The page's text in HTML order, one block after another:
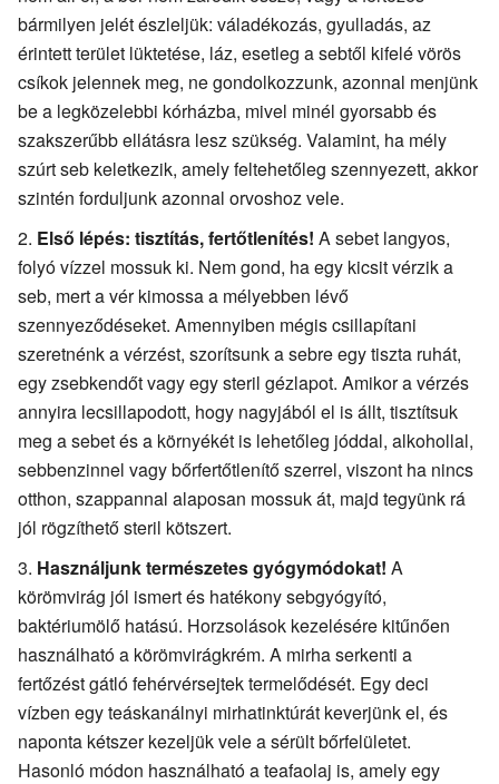
bármilyen jelét észleljük: váladékozás, gyulladás, az
érintett terület lüktetése, láz, esetleg a sebtől kifelé vörös
csíkok jelennek meg, ne gondolkozzunk, azonnal menjünk
be a legközelebbi kórházba, mivel minél gyorsabb és
szakszerűbb ellátásra lesz szükség. Valamint, ha mély
szúrt seb keletkezik, amely feltehetőleg szennyezett, akkor
szintén forduljunk azonnal orvoshoz vele.
Első lépés: tisztítás, fertőtlenítés! A sebet langyos,
folyó vízzel mossuk ki. Nem gond, ha egy kicsit vérzik a
seb, mert a vér kimossa a mélyebben lévő
szennyeződéseket. Amennyiben mégis csillapítani
szeretnénk a vérzést, szorítsunk a sebre egy tiszta ruhát,
egy zsebkendőt vagy egy steril gézlapot. Amikor a vérzés
annyira lecsillapodott, hogy nagyjából el is állt, tisztítsuk
meg a sebet és a környékét is lehetőleg jóddal, alkohollal,
sebbenzinnel vagy bőrfertőtlenítő szerrel, viszont ha nincs
otthon, szappannal alaposan mossuk át, majd tegyünk rá
jól rögzíthető steril kötszert.
Használjunk természetes gyógymódokat! A
körömvirág jól ismert és hatékony sebgyógyító,
baktériumölő hatású. Horzsolások kezelésére kitűnően
használható a körömvirágkrém. A mirha serkenti a
fertőzést gátló fehérvérsejtek termelődését. Egy deci
vízben egy teáskanálnyi mirhatinktúrát keverjünk el, és
naponta kétszer kezeljük vele a sérült bőrfelületet.
Hasonló módon használható a teafaolaj is, amely egy